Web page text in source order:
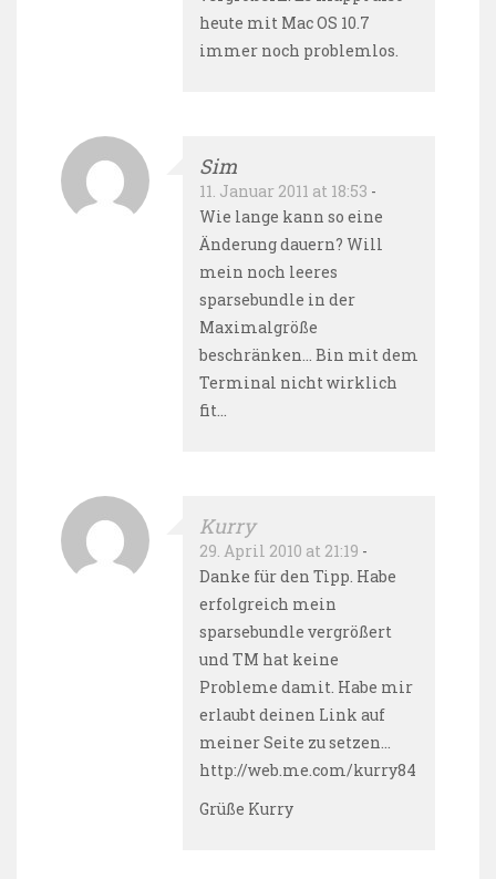
heute mit Mac OS 10.7
immer noch problemlos.
Sim
11. Januar 2011 at 18:53 -
Wie lange kann so eine
Änderung dauern? Will
mein noch leeres
sparsebundle in der
Maximalgröße
beschränken… Bin mit dem
Terminal nicht wirklich
fit…
Kurry
29. April 2010 at 21:19 -
Danke für den Tipp. Habe
erfolgreich mein
sparsebundle vergrößert
und TM hat keine
Probleme damit. Habe mir
erlaubt deinen Link auf
meiner Seite zu setzen…
http://web.me.com/kurry84
Grüße Kurry